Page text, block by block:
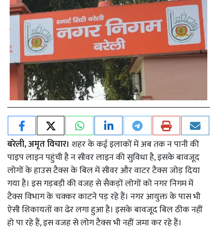
बरेली, अमृत विचार। शहर के कई इलाकों में अब तक न पानी की
पाइप लाइन पहुंची है न सीवर लाइन की सुविधा है, इसके बावजूद
लोगों के हाउस टैक्स के बिल में सीवर और वाटर टैक्स जोड़ दिया
गया है। इस गड़बड़ी की वजह से सैकड़ों लोगों को नगर निगम में
टैक्स विभाग के चक्कर काटने पड़ रहे हैं। नगर आयुक्त के पास भी
ऐसी शिकायतों का ढेर लगा हुआ है। इसके बावजूद बिल ठीक नहीं
हो पा रहे हैं, इस वजह से लोग टैक्स भी नहीं जमा कर रहे हैं।